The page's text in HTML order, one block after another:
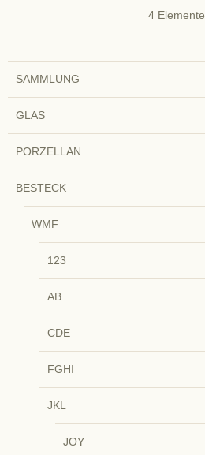
4 Elemente
SAMMLUNG
GLAS
PORZELLAN
BESTECK
WMF
123
AB
CDE
FGHI
JKL
JOY